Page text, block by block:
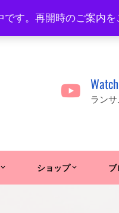
です。再開時のご案内
ラン
ショップ